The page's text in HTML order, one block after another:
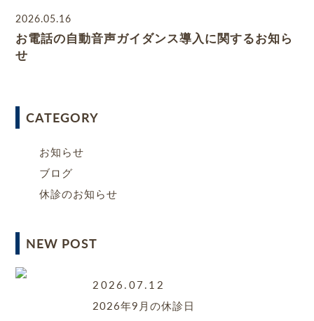
2026.05.16
お電話の自動音声ガイダンス導入に関するお知ら
せ
CATEGORY
お知らせ
ブログ
休診のお知らせ
NEW POST
2026.07.12
2026年9月の休診日